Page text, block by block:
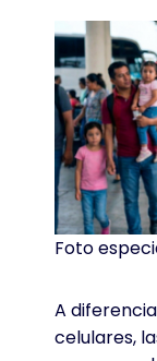
Foto
A
celulares,